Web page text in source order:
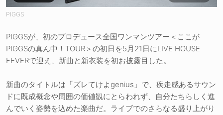
PIGGS
PIGGSが、初のプロデュース全国ワンマンツアー＜ここが
PIGGSの真ん中！TOUR＞の初日を5月21日にLIVE HOUSE
FEVERで迎え、新曲と新衣装を初お披露目した。
新曲のタイトルは「ズレてけよgenius」で、疾走感あるサウン
ドに既成概念や周囲の価値観にとらわれず、自分たちらしく進
んでいく姿勢を込めた楽曲だ。ライブでのさらなる盛り上がり